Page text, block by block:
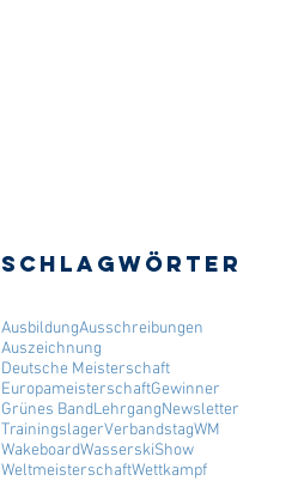
Schlagwörter
AusbildungAusschreibungen
Auszeichnung
Deutsche Meisterschaft
EuropameisterschaftGewinner
Grünes BandLehrgangNewsletter
TrainingslagerVerbandstagWM
WakeboardWasserskiShow
WeltmeisterschaftWettkampf